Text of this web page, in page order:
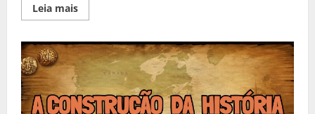
Leia maisRead
more
Histórico
e
Periodização
(História
–
Aula
05